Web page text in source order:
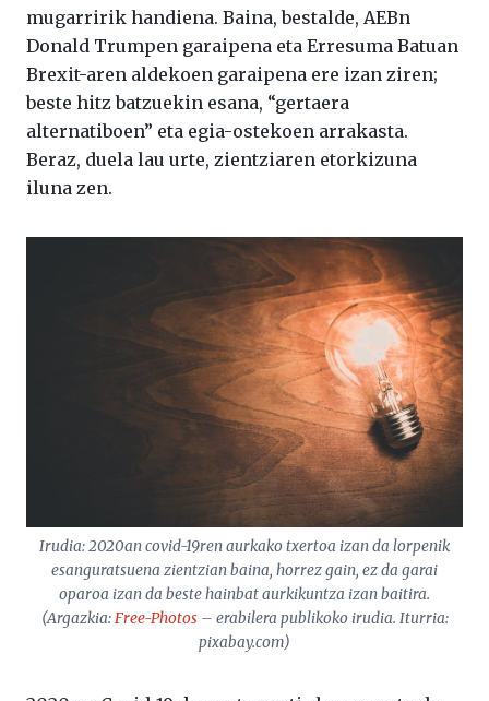
mugarririk handiena. Baina, bestalde, AEBn
Donald Trumpen garaipena eta Erresuma Batuan
Brexit-aren aldekoen garaipena ere izan ziren;
beste hitz batzuekin esana, “gertaera
alternatiboen” eta egia-ostekoen arrakasta.
Beraz, duela lau urte, zientziaren etorkizuna
iluna zen.
Irudia: 2020an covid-19ren aurkako txertoa izan da lorpenik
esanguratsuena zientzian baina, horrez gain, ez da garai
oparoa izan da beste hainbat aurkikuntza izan baitira.
(Argazkia:Free-Photos – erabilera publikoko irudia. Iturria:
pixabay.com)